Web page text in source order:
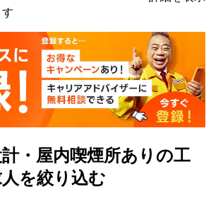
・屋内喫煙所ありの工
を絞り込む